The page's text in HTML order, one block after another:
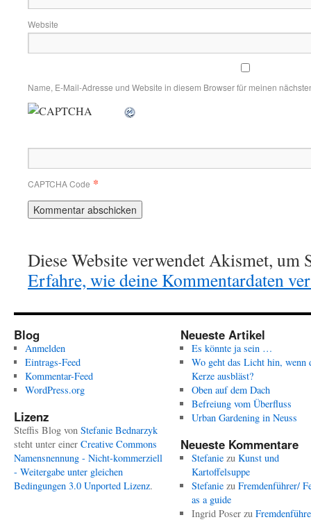
Website
Name, E-Mail-Adresse und Website in diesem Browser für meinen
CAPTCHA Code *
Diese Website verwendet Akismet, um
Erfahre, wie deine Kommentardaten
Blog
Anmelden
Eintrags-Feed
Kommentar-Feed
WordPress.org
Lizenz
Steffis Blog von Stefanie Bednarzyk
steht unter einer Creative Commons
Namensnennung - Nicht-kommerziell
- Weitergabe unter gleichen
Bedingungen 3.0 Unported Lizenz.
Neueste Artikel
Es könnte ja sein …
Wo geht das Licht hin, wenn
Kerze ausbläst?
Oben auf dem Dach
Befreiung vom Überfluss
Urban Gardening in Neuss
Neueste Kommentare
Stefaniezu Kunst und
Kartoffelsuppe
Stefaniezu Fremdenführer/
as a guide
Ingrid Poserzu